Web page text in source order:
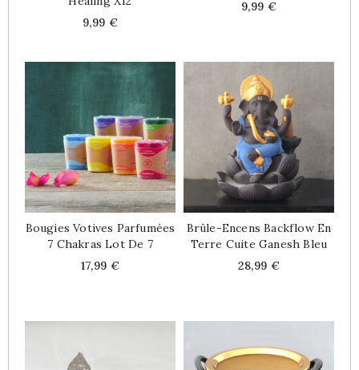
Price
9,99 €
Price
9,99 €
Bougies Votives Parfumées
7 Chakras Lot De 7
Price
17,99 €
Brûle-Encens Backflow En
Terre Cuite Ganesh Bleu
Price
28,99 €